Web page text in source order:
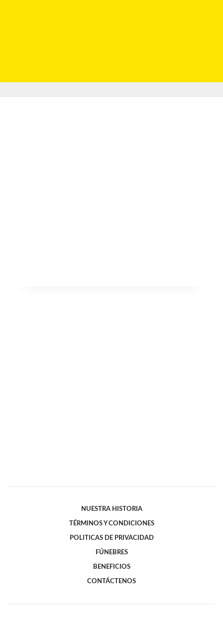
NUESTRA HISTORIA
TÉRMINOS Y CONDICIONES
POLITICAS DE PRIVACIDAD
FÚNEBRES
BENEFICIOS
CONTÁCTENOS